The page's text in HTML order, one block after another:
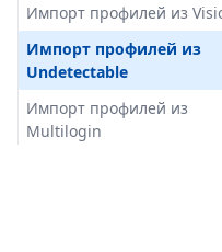
Release-136
Release-135
Release-134
Release-133
Импорт профилей из
Импорт профилей из
Undetectable
Импорт профилей из
Multilogin